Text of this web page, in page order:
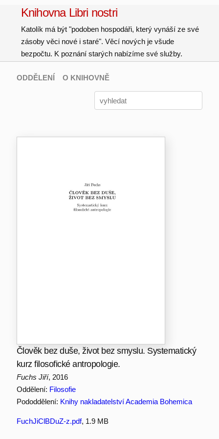
Knihovna Libri nostri
Katolík má být "podoben hospodáři, který vynáší ze své
zásoby věci nové i staré". Věcí nových je všude
bezpočtu. K poznání starých nabízíme své služby.
ODDĚLENÍ O KNIHOVNĚ
Člověk bez duše, život bez smyslu. Systematický
kurz filosofické antropologie.
Fuchs Jiří, 2016
Oddělení: Filosofie
Pododdělení: Knihy nakladatelství Academia Bohemica
FuchJiClBDuZ-z.pdf, 1.9 MB